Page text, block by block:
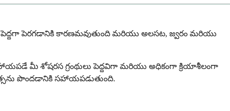
పెద్దగా పెరగడానికి కారణమవుతుంది మరియు అలసట, జ్వరం మరియు
మీ శోషరస గ్రంథులు పెద్దవిగా మరియు అధికంగా క్రియాశీలంగా
పొందడానికి సహాయపడుతుంది.